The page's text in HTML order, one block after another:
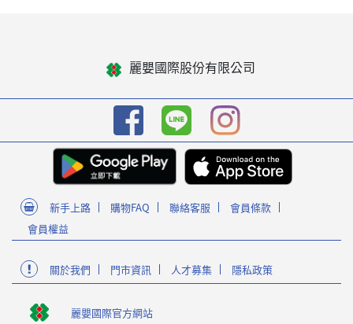
麗嬰國際股份有限公司
新手上路 購物FAQ 聯絡客服
會員條款
會員權益
關於我們 門市資訊 人才募集 隱私政策
麗嬰國際官方網站